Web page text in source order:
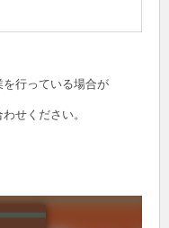
行っている場合が
せください。